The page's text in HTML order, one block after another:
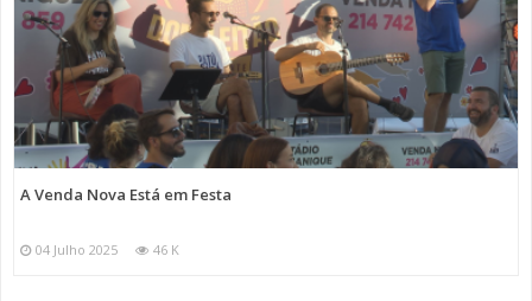
A Venda Nova Está em Festa
04 Julho 2025 46 K